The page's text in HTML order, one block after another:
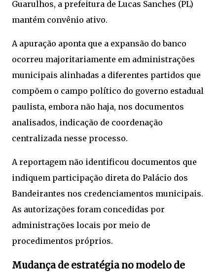
Guarulhos, a prefeitura de Lucas Sanches (PL)
mantém convênio ativo.
A apuração aponta que a expansão do banco
ocorreu majoritariamente em administrações
municipais alinhadas a diferentes partidos que
compõem o campo político do governo estadual
paulista, embora não haja, nos documentos
analisados, indicação de coordenação
centralizada nesse processo.
A reportagem não identificou documentos que
indiquem participação direta do Palácio dos
Bandeirantes nos credenciamentos municipais.
As autorizações foram concedidas por
administrações locais por meio de
procedimentos próprios.
Mudança de estratégia no modelo de